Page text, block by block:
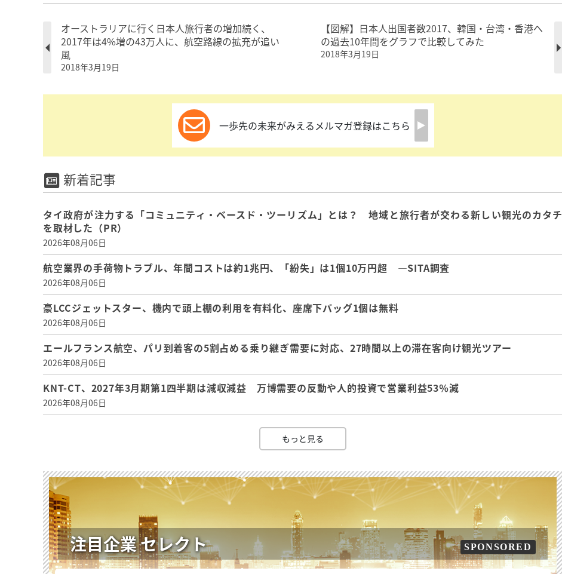
オーストラリアに行く日本人旅行者の増加続く、
2017年は4%増の43万人に、航空路線の拡充が追い
風
2018年3月19日
【図解】日本人出国者数2017、韓国・台湾・香港へ
の過去10年間をグラフで比較してみた
2018年3月19日
一歩先の未来がみえるメルマガ登録はこちら
新着記事
タイ政府が注力する「コミュニティ・ベースド・ツーリズム」とは？ 地域と旅行者が交わる新しい観光のカタチ
を取材した（PR）
2026年08月06日
航空業界の手荷物トラブル、年間コストは約1兆円、「紛失」は1個10万円超 ―SITA調査
2026年08月06日
豪LCCジェットスター、機内で頭上棚の利用を有料化、座席下バッグ1個は無料
2026年08月06日
エールフランス航空、パリ到着客の5割占める乗り継ぎ需要に対応、27時間以上の滞在客向け観光ツアー
2026年08月06日
KNT-CT、2027年3月期第1四半期は減収減益 万博需要の反動や人的投資で営業利益53％減
2026年08月06日
もっと見る
注目企業 セレクト SPONSORED